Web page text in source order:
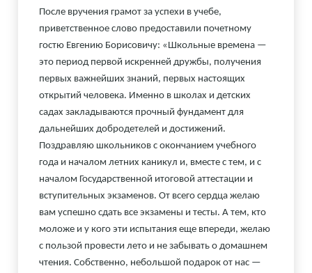
После вручения грамот за успехи в учебе,
приветственное слово предоставили почетному
гостю Евгению Борисовичу: «Школьные времена —
это период первой искренней дружбы, получения
первых важнейших знаний, первых настоящих
открытий человека. Именно в школах и детских
садах закладываются прочный фундамент для
дальнейших добродетелей и достижений.
Поздравляю школьников с окончанием учебного
года и началом летних каникул и, вместе с тем, и с
началом Государственной итоговой аттестации и
вступительных экзаменов. От всего сердца желаю
вам успешно сдать все экзамены и тесты. А тем, кто
моложе и у кого эти испытания еще впереди, желаю
с пользой провести лето и не забывать о домашнем
чтения. Собственно, небольшой подарок от нас —